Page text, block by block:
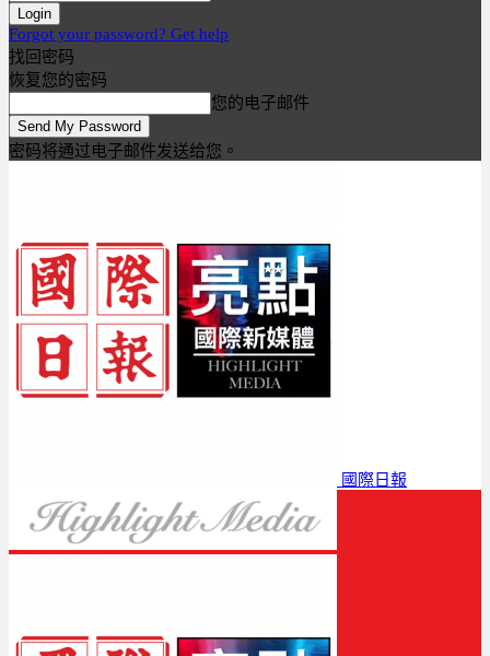
Forgot your password? Get help
找回密码
恢复您的密码
您的电子邮件
密码将通过电子邮件发送给您。
國際日報